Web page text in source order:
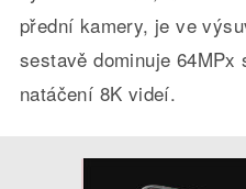
přední kamery, je ve
sestavě dominuje
natáčení 8K videí.